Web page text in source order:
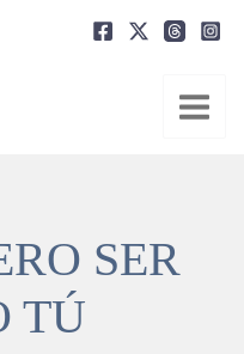
SER
TÚ